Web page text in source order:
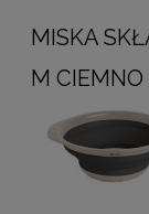
MISKA
M CIEMNO